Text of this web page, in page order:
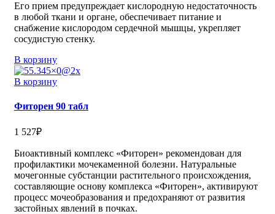
Его прием предупреждает кислородную недостаточность
в любой ткани и органе, обеспечивает питание и
снабжение кислородом сердечной мышцы, укрепляет
сосудистую стенку.
В корзину
В корзину
Фиторен 90 табл
1 527₽
Биоактивный комплекс «Фиторен» рекомендован для
профилактики мочекаменной болезни. Натуральные
мочегонные субстанции растительного происхождения,
составляющие основу комплекса «Фиторен», активируют
процесс мочеобразования и предохраняют от развития
застойных явлений в почках.